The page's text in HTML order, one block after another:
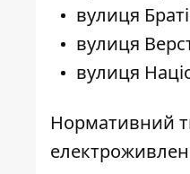
вулиця
вулиця
вулиця
Нормативний